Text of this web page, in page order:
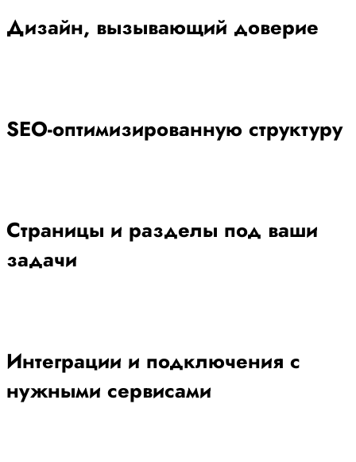
Дизайн, вызывающий доверие
SEO-оптимизированную структуру
Страницы и разделы под ваши
задачи
Интеграции и подключения с
нужными сервисами